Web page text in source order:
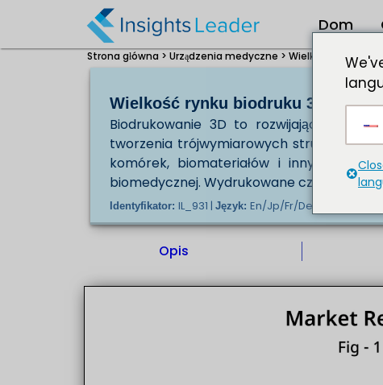
Dom
Strona główna > Urządzenia medyczne > Wielkość rynku
Wielkość rynku biodruku 3D w
Biodrukowanie 3D to rozwijająca się
tworzenia trójwymiarowych struktur
komórek, biomateriałów i innych
biomedycznej. Wydrukowane części
Identyfikator: IL_931 | Język: En/Jp/Fr/De |
Opis